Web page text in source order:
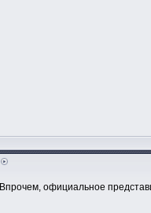
Впрочем, официальное